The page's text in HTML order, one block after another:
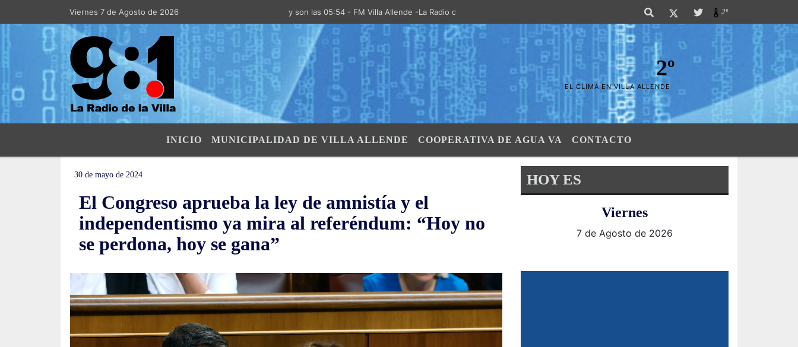
Viernes 7 de Agosto de 2026
Hoy es Viernes 7 de Agosto de 2026 y son las 05:54 - FM Villa Allende -La Radio de la Villa- "El Aire de las Sierras". SI SU AVISO ESTA AQUÃ,..FELICITACIONES PUES..! "El
2º
2º
EL CLIMA EN VILLA ALLENDE
INICIO MUNICIPALIDAD DE VILLA ALLENDE COOPERATIVA DE AGUA VA CONTACTO
30 de mayo de 2024
El Congreso aprueba la ley de amnistía y el
independentismo ya mira al referéndum: “Hoy no
se perdona, hoy se gana”
HOY ES
Viernes
7 de Agosto de 2026